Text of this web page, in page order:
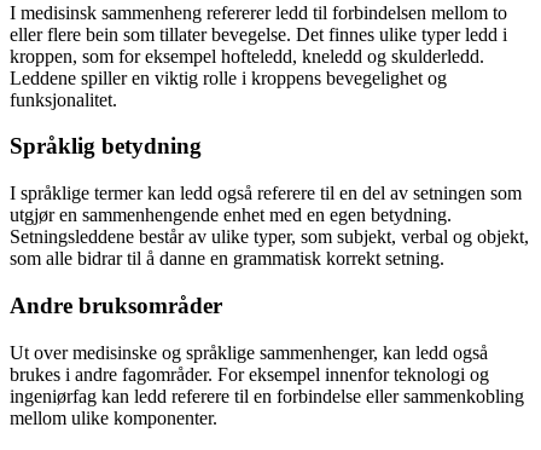
I medisinsk sammenheng refererer ledd til forbindelsen mellom to
eller flere bein som tillater bevegelse. Det finnes ulike typer ledd i
kroppen, som for eksempel hofteledd, kneledd og skulderledd.
Leddene spiller en viktig rolle i kroppens bevegelighet og
funksjonalitet.
Språklig betydning
I språklige termer kan ledd også referere til en del av setningen som
utgjør en sammenhengende enhet med en egen betydning.
Setningsleddene består av ulike typer, som subjekt, verbal og objekt,
som alle bidrar til å danne en grammatisk korrekt setning.
Andre bruksområder
Ut over medisinske og språklige sammenhenger, kan ledd også
brukes i andre fagområder. For eksempel innenfor teknologi og
ingeniørfag kan ledd referere til en forbindelse eller sammenkobling
mellom ulike komponenter.